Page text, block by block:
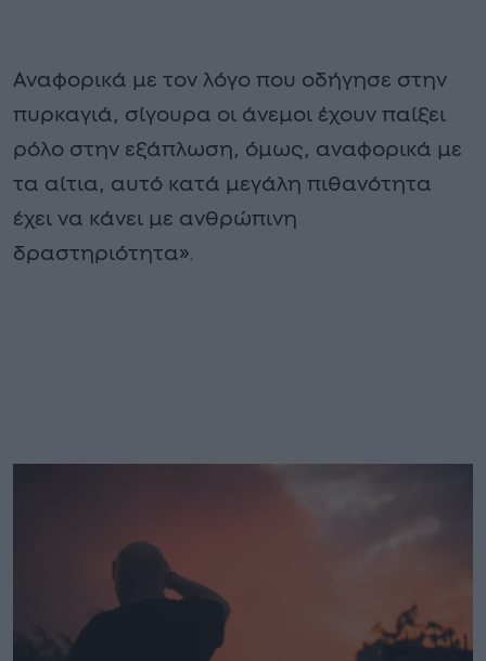
Αναφορικά με τον λόγο που οδήγησε στην
πυρκαγιά, σίγουρα οι άνεμοι έχουν παίξει
ρόλο στην εξάπλωση, όμως, αναφορικά με
τα αίτια, αυτό κατά μεγάλη πιθανότητα
έχει να κάνει με ανθρώπινη
δραστηριότητα».